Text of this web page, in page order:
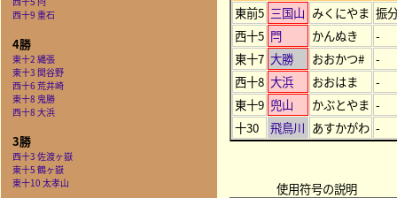
西十9 重石
4勝
東十2 縄張
東十3 関谷野
西十6 荒井崎
東十8 鬼勝
西十8 大浜
3勝
西十3 佐渡ヶ嶽
東十5 鶴ヶ嶽
東十10 太孝山
東前5 三国山 みくにやま 振
西十5 閂 かんぬき
-
東十7 大勝 おおかつ#
-
西十8 大浜 おおはま
-
東十9 兜山 かぶとやま -
十30
飛鳥川 あすかがわ -
使用符号の説明